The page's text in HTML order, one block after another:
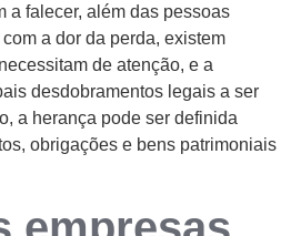
a falecer, além das pessoas
a dor da perda, existem
de atenção, e a
desdobramentos legais a ser
a herança pode ser definida
obrigações e bens patrimoniais